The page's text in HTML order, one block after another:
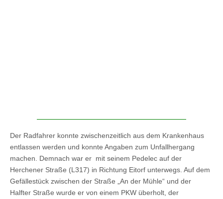
Der Radfahrer konnte zwischenzeitlich aus dem Krankenhaus
entlassen werden und konnte Angaben zum Unfallhergang
machen. Demnach war er mit seinem Pedelec auf der
Herchener Straße (L317) in Richtung Eitorf unterwegs. Auf dem
Gefällestück zwischen der Straße „An der Mühle“ und der
Halfter Straße wurde er von einem PKW überholt, der